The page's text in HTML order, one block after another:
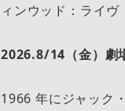
ィンウッド：ライヴ
2026.8/14（⾦）劇
1966 年にジャック